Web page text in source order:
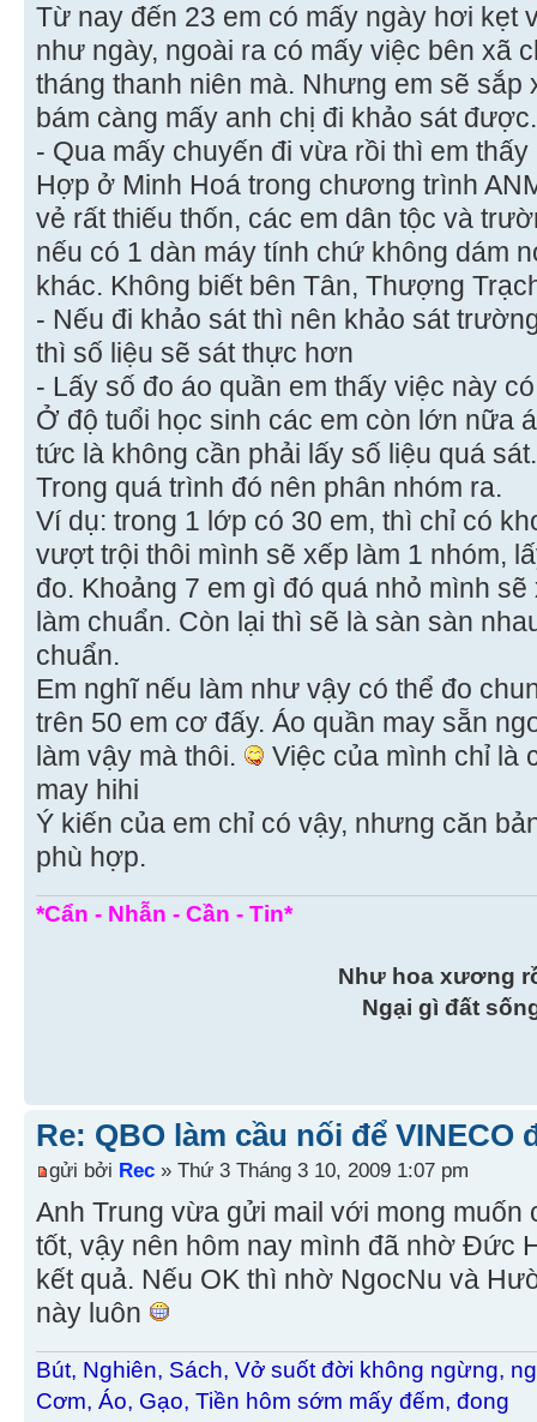
Từ nay đến 23 em có mấy ngày hơi kẹt
như ngày, ngoài ra có mấy việc bên xã
tháng thanh niên mà. Nhưng em sẽ
bám càng mấy anh chị đi khảo sát được.
- Qua mấy chuyến đi vừa rồi thì em
Hợp ở Minh Hoá trong chương trình
vẻ rất thiếu thốn, các em dân tộc và
nếu có 1 dàn máy tính chứ không dám
khác. Không biết bên Tân, Thượng
- Nếu đi khảo sát thì nên khảo sát
thì số liệu sẽ sát thực hơn
- Lấy số đo áo quần em thấy việc này
Ở độ tuổi học sinh các em còn lớn nữa
tức là không cần phải lấy số liệu quá sát.
Trong quá trình đó nên phân nhóm ra.
Ví dụ: trong 1 lớp có 30 em, thì chỉ có
vượt trội thôi mình sẽ xếp làm 1 nhóm,
đo. Khoảng 7 em gì đó quá nhỏ mình
làm chuẩn. Còn lại thì sẽ là sàn sàn
chuẩn.
Em nghĩ nếu làm như vậy có thể đo
trên 50 em cơ đấy. Áo quần may sẵn
làm vậy mà thôi.
Việc của mình chỉ là
may hihi
Ý kiến của em chỉ có vậy, nhưng căn
phù hợp.
*Cẩn - Nhẫn - Cần - Tin*
Như hoa xương
Ngại gì đất
Re: QBO làm cầu nối để VINECO
gửi bởi Rec » Thứ 3 Tháng 3 10, 2009 1:07 pm
Anh Trung vừa gửi mail với mong muốn
tốt, vậy nên hôm nay mình đã nhờ Đức
kết quả. Nếu OK thì nhờ NgocNu và
này luôn
Bút, Nghiên, Sách, Vở suốt đời không ngừng,
Cơm, Áo, Gạo, Tiền hôm sớm mấy đếm, đong